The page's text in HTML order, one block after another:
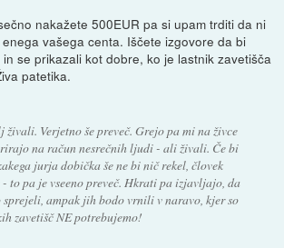
nakažete 500EUR pa si upam trditi da ni
vašega centa. Iščete izgovore da bi
se prikazali kot dobre, ko je lastnik zavetišča
patetika.
živali. Verjetno še preveč. Grejo pa mi na živce
na račun nesrečnih ljudi - ali živali. Če bi
jurja dobička še ne bi nič rekel, človek
to pa je vseeno preveč. Hkrati pa izjavljajo, da
sprejeli, ampak jih bodo vrnili v naravo, kjer so
zavetišč NE potrebujemo!